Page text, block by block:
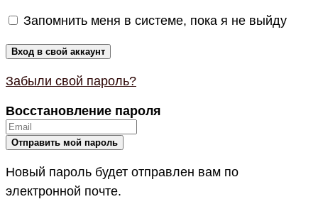
Запомнить меня в системе, пока я не выйду
Забыли свой пароль?
Восстановление пароля
Новый пароль будет отправлен вам по
электронной почте.